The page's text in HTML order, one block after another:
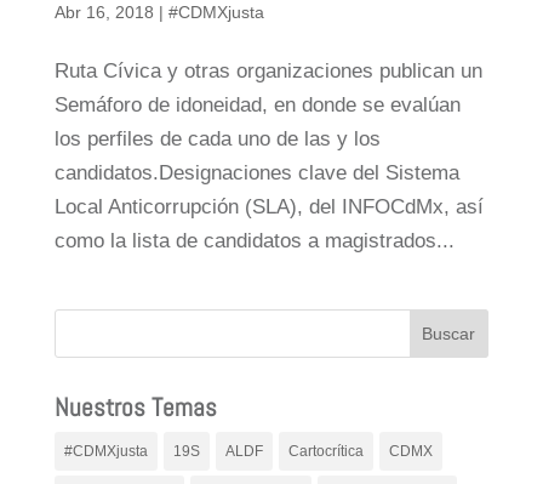
Abr 16, 2018 | #CDMXjusta
Ruta Cívica y otras organizaciones publican un
Semáforo de idoneidad, en donde se evalúan
los perfiles de cada uno de las y los
candidatos.Designaciones clave del Sistema
Local Anticorrupción (SLA), del INFOCdMx, así
como la lista de candidatos a magistrados...
Nuestros Temas
#CDMXjusta 19S ALDF Cartocrítica CDMX